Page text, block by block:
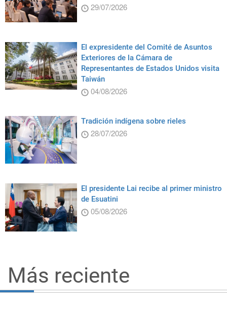
29/07/2026
El expresidente del Comité de Asuntos
Exteriores de la Cámara de
Representantes de Estados Unidos visita
Taiwán
04/08/2026
Tradición indígena sobre rieles
28/07/2026
El presidente Lai recibe al primer ministro
de Esuatini
05/08/2026
Más reciente